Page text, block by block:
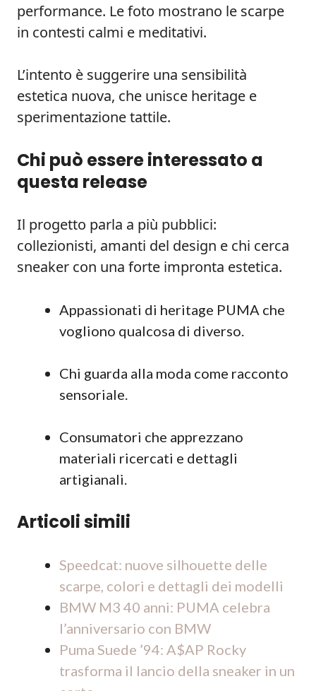
performance. Le foto mostrano le scarpe
in contesti calmi e meditativi.
L’intento è suggerire una sensibilità
estetica nuova, che unisce heritage e
sperimentazione tattile.
Chi può essere interessato a
questa release
Il progetto parla a più pubblici:
collezionisti, amanti del design e chi cerca
sneaker con una forte impronta estetica.
Appassionati di heritage PUMA che
vogliono qualcosa di diverso.
Chi guarda alla moda come racconto
sensoriale.
Consumatori che apprezzano
materiali ricercati e dettagli
artigianali.
Articoli simili
Speedcat: nuove silhouette delle
scarpe, colori e dettagli dei modelli
BMW M3 40 anni: PUMA celebra
l’anniversario con BMW
Puma Suede ’94: A$AP Rocky
trasforma il lancio della sneaker in un